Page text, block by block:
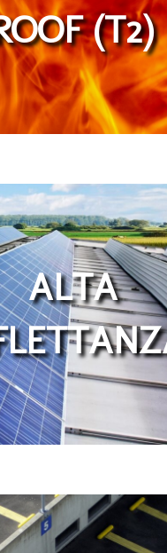
(T2)
ALTA